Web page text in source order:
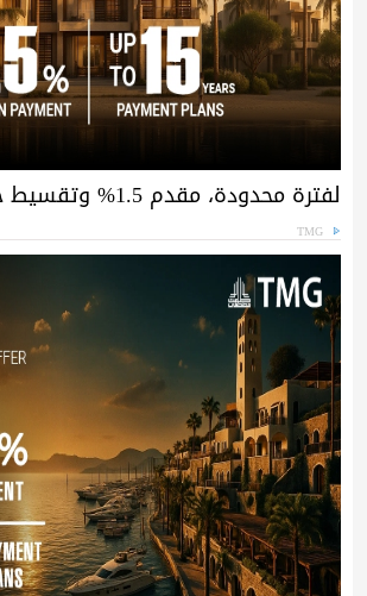
لفترة محدودة، مقدم 1.5% وتقسيط حتى 15 سنة
TMG